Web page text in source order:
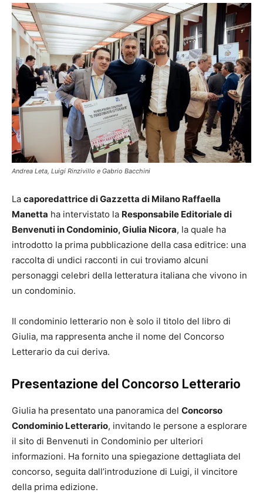
Andrea Leta, Luigi Rinzivillo e Gabrio Bacchini
La caporedattrice di Gazzetta di Milano Raffaella
Manetta ha intervistato la Responsabile Editoriale di
Benvenuti in Condominio, Giulia Nicora, la quale ha
introdotto la prima pubblicazione della casa editrice: una
raccolta di undici racconti in cui troviamo alcuni
personaggi celebri della letteratura italiana che vivono in
un condominio.
Il condominio letterario non è solo il titolo del libro di
Giulia, ma rappresenta anche il nome del Concorso
Letterario da cui deriva.
Presentazione del Concorso Letterario
Giulia ha presentato una panoramica del Concorso
Condominio Letterario, invitando le persone a esplorare
il sito di Benvenuti in Condominio per ulteriori
informazioni. Ha fornito una spiegazione dettagliata del
concorso, seguita dall’introduzione di Luigi, il vincitore
della prima edizione.